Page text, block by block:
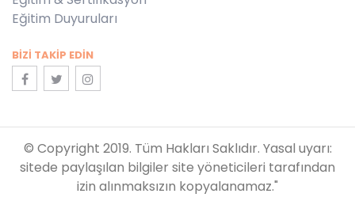
Eğitim Duyuruları
BIZI TAKIP EDIN
© Copyright 2019. Tüm Hakları Saklıdır. Yasal uyarı:
sitede paylaşılan bilgiler site yöneticileri tarafından
izin alınmaksızın kopyalanamaz."